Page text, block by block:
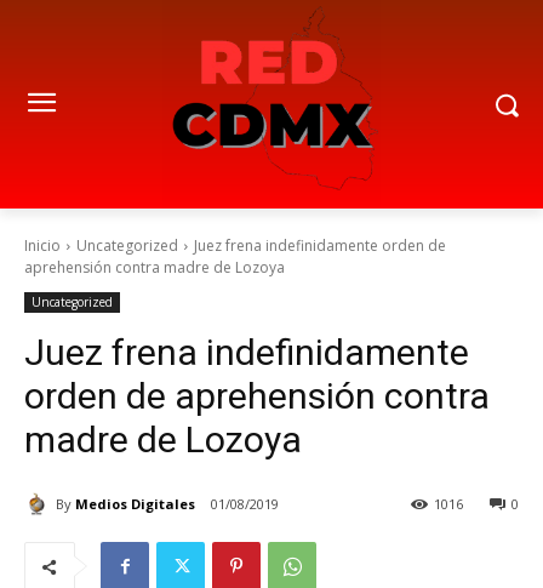
Inicio Uncategorized
Juez frena indefinidamente orden de
aprehensión contra madre de Lozoya
Uncategorized
Juez frena indefinidamente
orden de aprehensión contra
madre de Lozoya
By Medios Digitales 01/08/2019 0
1016